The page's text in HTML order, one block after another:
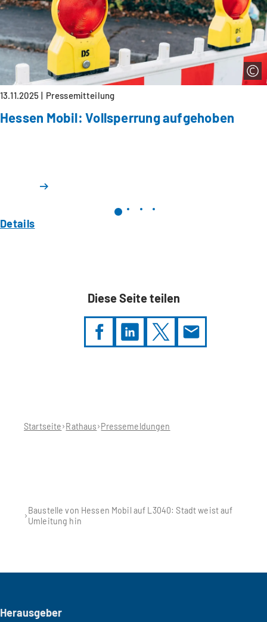
13.11.2025 Pressemitteilung
Hessen Mobil: Vollsperrung aufgehoben
Details
Diese Seite teilen
Startseite Rathaus Pressemeldungen
Baustelle von Hessen Mobil auf L3040: Stadt weist auf
Umleitung hin
Seitenfuß
Herausgeber